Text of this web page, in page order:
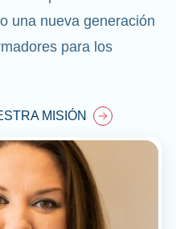
una nueva generación
para los
MISIÓN